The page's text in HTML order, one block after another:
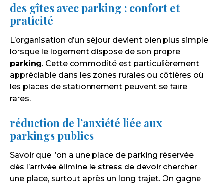
des gîtes avec parking : confort et
praticité
L’organisation d’un séjour devient bien plus simple
lorsque le logement dispose de son propre
parking. Cette commodité est particulièrement
appréciable dans les zones rurales ou côtières où
les places de stationnement peuvent se faire
rares.
réduction de l’anxiété liée aux
parkings publics
Savoir que l’on a une place de parking réservée
dès l’arrivée élimine le stress de devoir chercher
une place, surtout après un long trajet. On gagne